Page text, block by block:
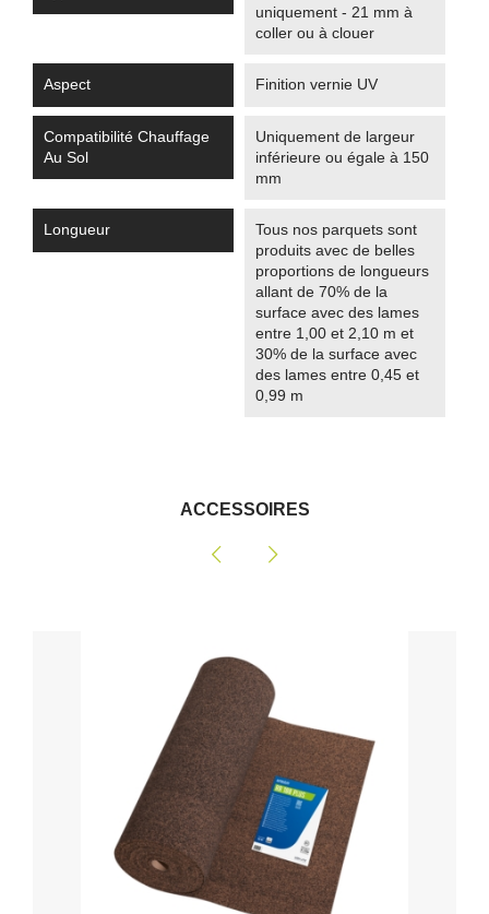
uniquement - 21 mm à
coller ou à clouer
Aspect Finition vernie UV
Compatibilité Chauffage
Au Sol
Uniquement de largeur
inférieure ou égale à 150
mm
Longueur
Tous nos parquets sont
produits avec de belles
proportions de longueurs
allant de 70% de la
surface avec des lames
entre 1,00 et 2,10 m et
30% de la surface avec
des lames entre 0,45 et
0,99 m
ACCESSOIRES